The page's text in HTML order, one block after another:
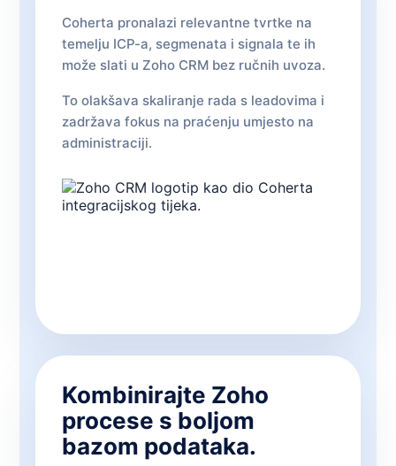
Coherta pronalazi relevantne tvrtke na
temelju ICP-a, segmenata i signala te ih
može slati u Zoho CRM bez ručnih uvoza.
To olakšava skaliranje rada s leadovima i
zadržava fokus na praćenju umjesto na
administraciji.
Kombinirajte Zoho
procese s boljom
bazom podataka.